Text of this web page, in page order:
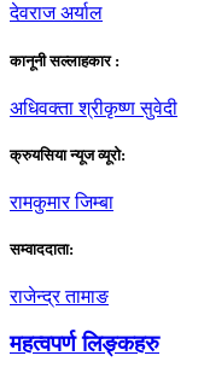
देवराज अर्याल
कानूनी सल्लाहकार :
अधिवक्ता श्रीकृष्ण सुवेदी
क्रुयसिया न्यूज व्यूराे:
रामकुमार जिम्बा
सम्वाददाता:
राजेन्द्र तामाङ
महत्वपर्ण लिङ्कहरु